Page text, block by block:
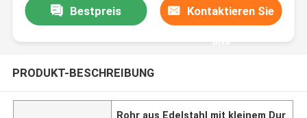
Bestpreis Kontaktieren Sie
uns
PRODUKT-BESCHREIBUNG
Rohr aus Edelstahl mit kleinem Dur